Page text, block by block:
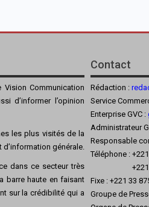
Vision Communication
d’informer l’opinion
les plus visités de la
d’information générale.
dans ce secteur très
barre haute en faisant
sur la crédibilité qui a
Contact
Rédaction :
Service
Enterprise GVC :
Administrateur
Responsable
Téléphone :
+221 76
Fixe : +221 33
Groupe de